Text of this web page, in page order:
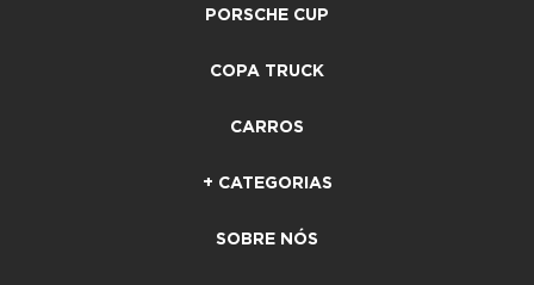
PORSCHE CUP
COPA TRUCK
CARROS
+ CATEGORIAS
SOBRE NÓS